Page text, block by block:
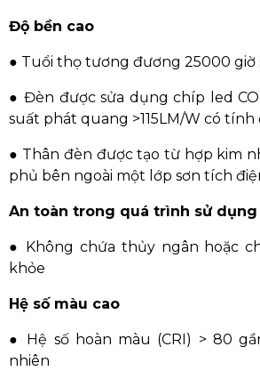
Độ bền cao
● Tuổi thọ tương đương 25000 giờ
● Đèn được sửa dụng chíp led
suất phát quang >115LM/W có tính
● Thân đèn được tạo từ hợp kim
phủ bên ngoài một lớp sơn tích
An toàn trong quá trình sử dụng
● Không chứa thủy ngân hoặc
khỏe
Hệ số màu cao
●
Hệ số hoàn màu (CRI) > 80
nhiên